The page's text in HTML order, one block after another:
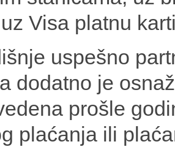
Visa platnu
uspešno
dodatno je
prošle
plaćanja ili